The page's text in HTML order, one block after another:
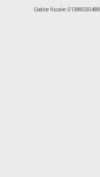
Codice fiscale: 01386030488